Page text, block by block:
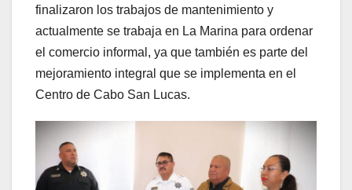
finalizaron los trabajos de mantenimiento y
actualmente se trabaja en La Marina para ordenar
el comercio informal, ya que también es parte del
mejoramiento integral que se implementa en el
Centro de Cabo San Lucas.